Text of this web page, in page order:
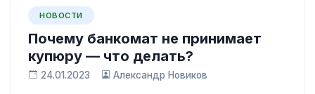
НОВОСТИ
Почему банкомат не принимает
купюру — что делать?
24.01.2023 Александр Новиков